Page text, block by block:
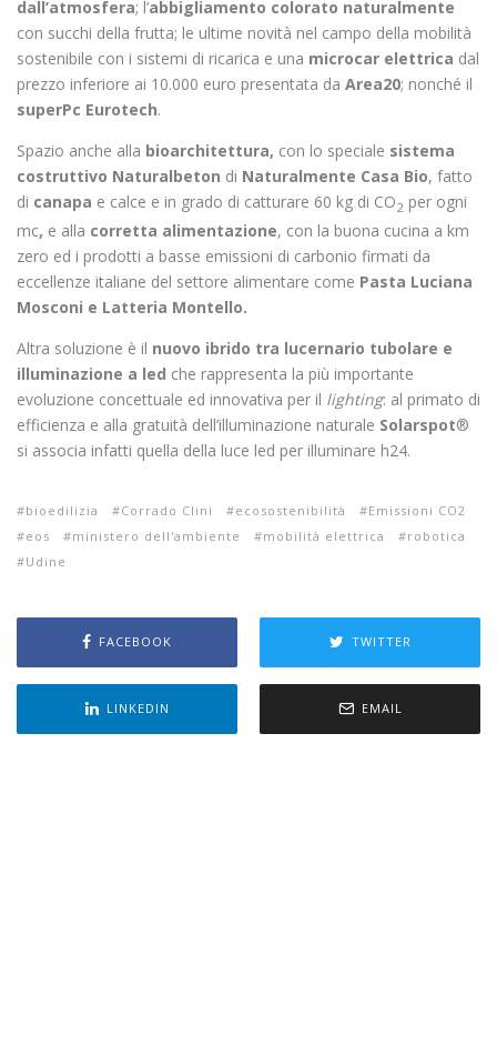
dall’atmosfera; l’abbigliamento colorato naturalmente
con succhi della frutta; le ultime novità nel campo della mobilità
sostenibile con i sistemi di ricarica e una microcar elettrica dal
prezzo inferiore ai 10.000 euro presentata da Area20; nonché il
superPc Eurotech.
Spazio anche alla bioarchitettura, con lo speciale sistema
costruttivo Naturalbeton di Naturalmente Casa Bio, fatto
di canapa e calce e in grado di catturare 60 kg di CO2 per ogni
mc, e alla corretta alimentazione, con la buona cucina a km
zero ed i prodotti a basse emissioni di carbonio firmati da
eccellenze italiane del settore alimentare come Pasta Luciana
Mosconi e Latteria Montello.
Altra soluzione è il nuovo ibrido tra lucernario tubolare e
illuminazione a led che rappresenta la più importante
evoluzione concettuale ed innovativa per il lighting: al primato di
efficienza e alla gratuità dell’illuminazione naturale Solarspot®
si associa infatti quella della luce led per illuminare h24.
bioedilizia Corrado Clini ecosostenibilità
Emissioni CO2
eos
ministero dell'ambiente mobilità elettrica
robotica
Udine
FACEBOOK TWITTER
LINKEDIN EMAIL